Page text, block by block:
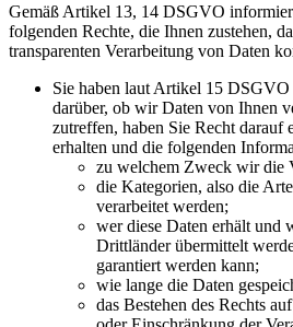
Gemäß Artikel 13, 14 DSGVO
folgenden Rechte, die Ihnen zustehen,
transparenten Verarbeitung von Daten
Sie haben laut Artikel 15
darüber, ob wir Daten von Ihnen
zutreffen, haben Sie Recht darauf
erhalten und die folgenden
zu welchem Zweck wir die
die Kategorien, also die
verarbeitet werden;
wer diese Daten erhält und
Drittländer übermittelt
garantiert werden kann;
wie lange die Daten
das Bestehen des Rechts